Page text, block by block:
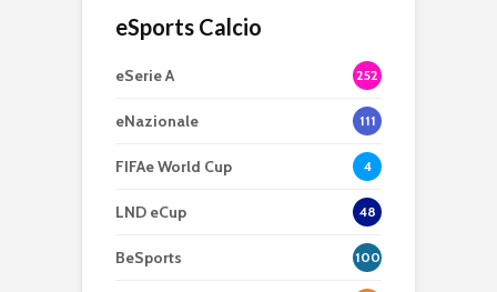
eSports Calcio
eSerie A 252
eNazionale 111
FIFAe World Cup 4
LND eCup 48
BeSports 100